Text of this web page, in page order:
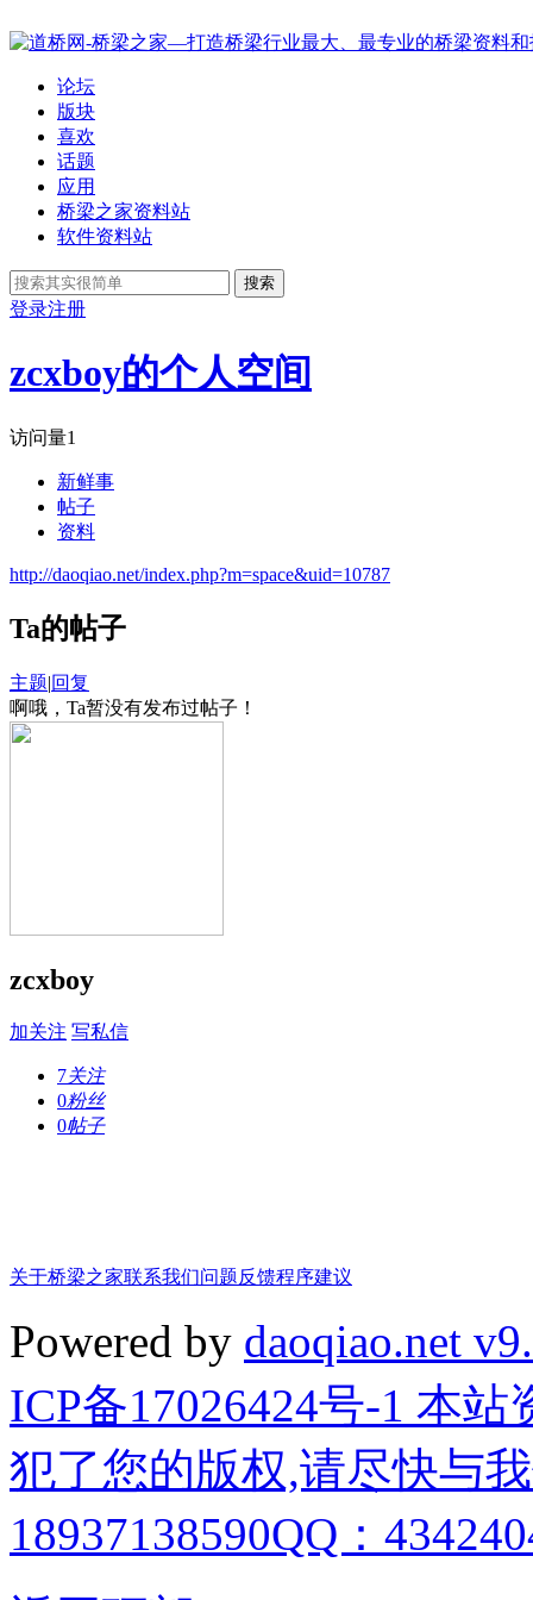
论坛
版块
喜欢
话题
应用
桥梁之家资料站
软件资料站
搜索
登录注册
zcxboy的个人空间
访问量1
新鲜事
帖子
资料
http://daoqiao.net/index.php?m=space&uid=10787
Ta的帖子
主题|回复
啊哦，Ta暂没有发布过帖子！
zcxboy
加关注 写私信
7关注
0粉丝
0帖子
关于桥梁之家联系我们问题反馈程序建议
Powered by daoqiao.net
ICP备17026424号-1 本
犯了您的版权,请尽快与
18937138590QQ：